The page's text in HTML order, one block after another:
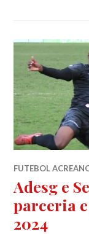
FUTEBOL
Adesg e
parceria
2024